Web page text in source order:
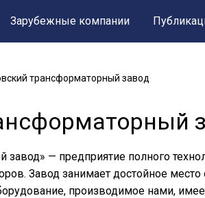
Зарубежные компании
трансформаторный завод
— предприятие полного
Завод занимает достойное
производимое нами,